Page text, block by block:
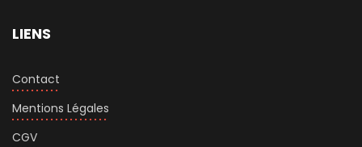
LIENS
Contact
Mentions Légales
CGV